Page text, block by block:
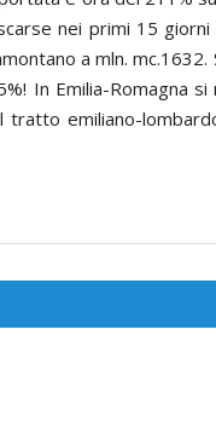
nei primi 15
a mln.
In Emilia-Romagna
emiliano-